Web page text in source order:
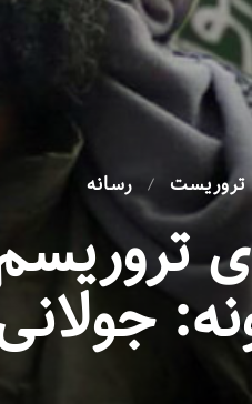
تروریست رسانه